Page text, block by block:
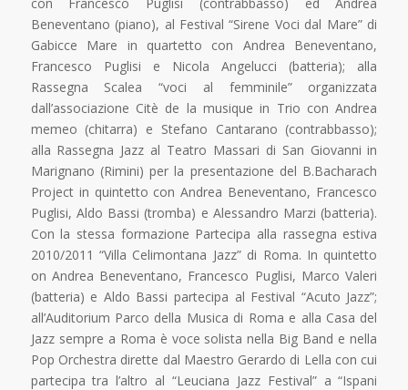
Beneventano (piano), al Festival “Sirene Voci dal Mare” di
Gabicce Mare in quartetto con Andrea Beneventano,
Francesco Puglisi e Nicola Angelucci (batteria); alla
Rassegna Scalea “voci al femminile” organizzata
dall’associazione Citè de la musique in Trio con Andrea
memeo (chitarra) e Stefano Cantarano (contrabbasso);
alla Rassegna Jazz al Teatro Massari di San Giovanni in
Marignano (Rimini) per la presentazione del B.Bacharach
Project in quintetto con Andrea Beneventano, Francesco
Puglisi, Aldo Bassi (tromba) e Alessandro Marzi (batteria).
Con la stessa formazione Partecipa alla rassegna estiva
2010/2011 “Villa Celimontana Jazz” di Roma. In quintetto
on Andrea Beneventano, Francesco Puglisi, Marco Valeri
(batteria) e Aldo Bassi partecipa al Festival “Acuto Jazz”;
all’Auditorium Parco della Musica di Roma e alla Casa del
Jazz sempre a Roma è voce solista nella Big Band e nella
Pop Orchestra dirette dal Maestro Gerardo di Lella con cui
partecipa tra l’altro al “Leuciana Jazz Festival” a “Ispani